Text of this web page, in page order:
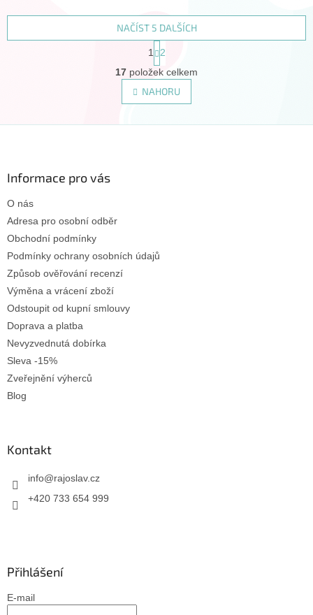
tento doplněk:
O
v
l
á
ý
p
NAČÍST 5 DALŠÍCH
S
t
r
á
n
k
v
1
2
17 položek celkem
NAHORU
Informace pro vás
O nás
Adresa pro osobní odběr
Obchodní podmínky
Podmínky ochrany osobních údajů
Způsob ověřování recenzí
Výměna a vrácení zboží
Odstoupit od kupní smlouvy
Doprava a platba
Nevyzvednutá dobírka
Sleva -15%
Zveřejnění výherců
Blog
Kontakt
info@rajoslav.cz
+420 733 654 999
Přihlášení
E-mail